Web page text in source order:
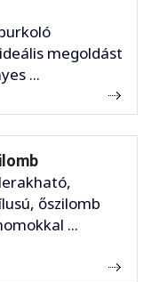
megoldást
...
őszilomb
...